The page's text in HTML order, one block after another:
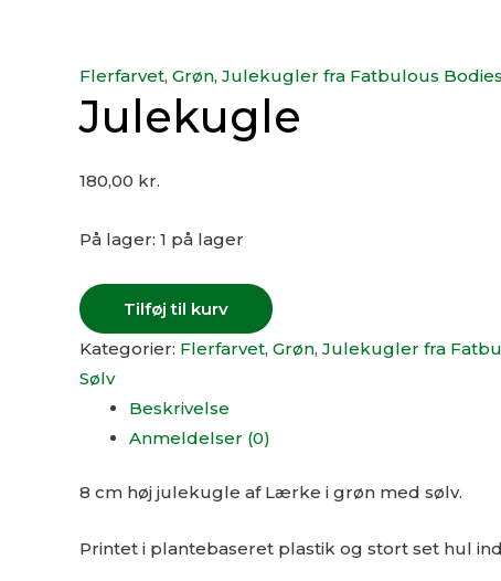
Flerfarvet, Grøn, Julekugler fra Fatbulous Bodies
Julekugle
180,00 kr.
På lager: 1 på lager
Tilføj til kurv
Kategorier: Flerfarvet, Grøn, Julekugler fra
Sølv
Beskrivelse
Anmeldelser (0)
8 cm høj julekugle af Lærke i grøn med sølv.
Printet i plantebaseret plastik og stort set hul